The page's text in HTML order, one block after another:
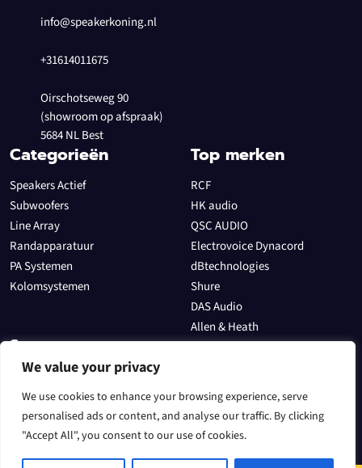
We value your privacy
We use cookies to enhance your browsing experience, serve
personalised ads or content, and analyse our traffic. By clicking
"Accept All", you consent to our use of cookies.
info@speakerkoning.nl
+31614011675
Oirschotseweg 90
(showroom op afspraak)
5684 NL Best
Categorieën
Speakers Actief
Subwoofers
Line Array
Randapparatuur
PA Systemen
Kolomsystemen
Top merken
RCF
HK audio
QSC AUDIO
Electrovoice Dynacord
dBtechnologies
Shure
DAS Audio
Allen & Heath
Sectoren
In het theater
Evenementen
Voor een DJ
Speakers